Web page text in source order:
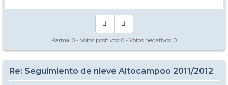
Karma: 0 - Votos positivos: 0 - Votos negativos: 0
Re: Seguimiento de nieve Altocampoo 2011/2012